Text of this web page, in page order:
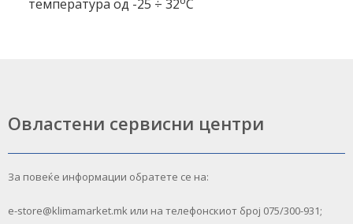
температура од -25 ÷ 32 C
Овластени сервисни центри
За повеќе информации обратете се на:
e-store@klimamarket.mk или на телефонскиот број 075/300-931;